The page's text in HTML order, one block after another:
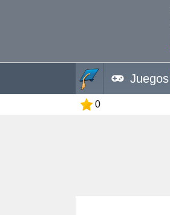
Juegos
0